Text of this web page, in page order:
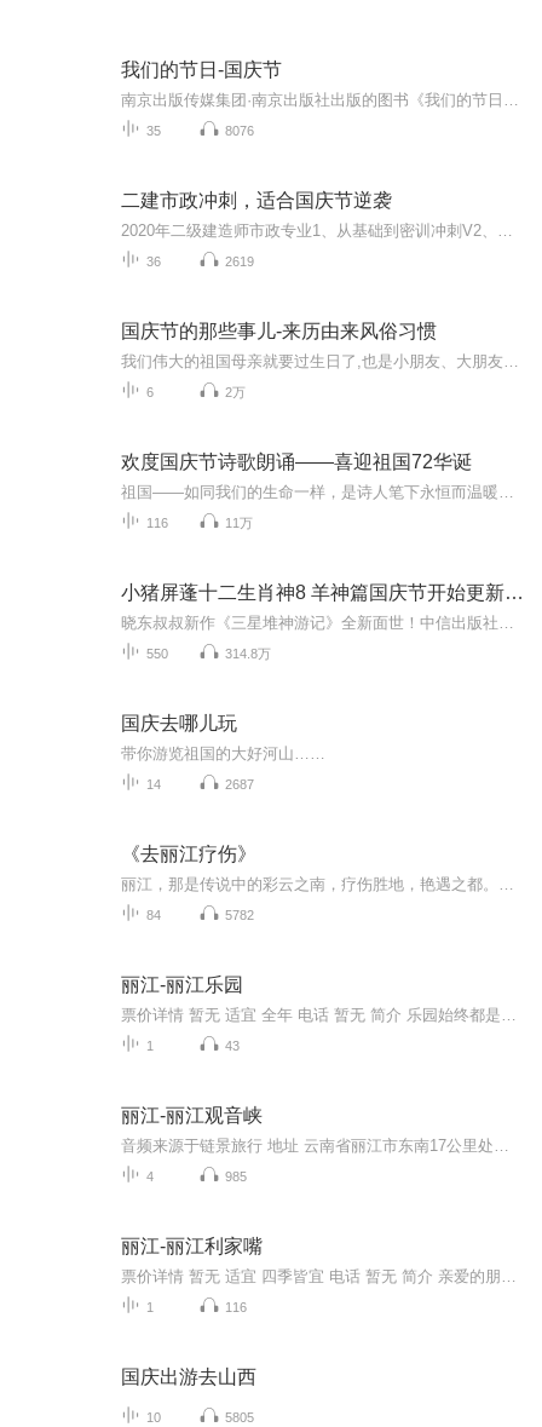
我们的节日-国庆节
35 8076
二建市政冲刺，适合国庆节逆袭
36 2619
国庆节的那些事儿-来历由来风俗习惯
6 2万
欢度国庆节诗歌朗诵——喜迎祖国72华诞
116 11万
小猪屏蓬十二生肖神8 羊神篇国庆节开始更新啦！
550 314.8万
国庆去哪儿玩
带你游览祖国的大好河山……
14 2687
《去丽江疗伤》
84 5782
丽江-丽江乐园
1 43
丽江-丽江观音峡
4 985
丽江-丽江利家嘴
1 116
国庆出游去山西
10 5805